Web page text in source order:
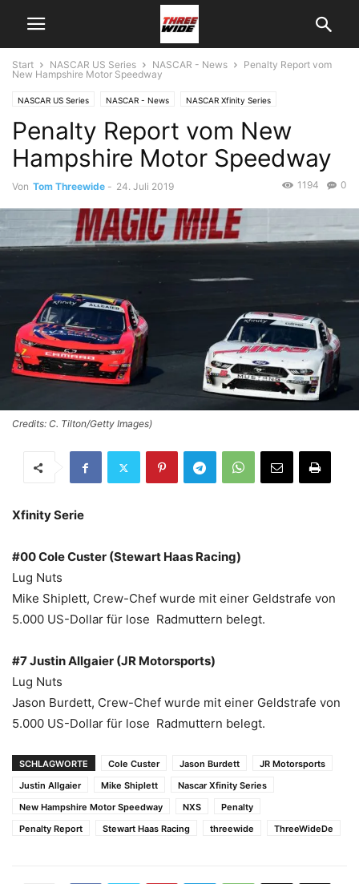
Start NASCAR US Series NASCAR - News
Penalty Report vom
New Hampshire Motor Speedway
NASCAR US Series NASCAR - News NASCAR Xfinity Series
Penalty Report vom New
Hampshire Motor Speedway
Von Tom Threewide - 24. Juli 2019 0
1194
Credits: C. Tilton/Getty Images)
Xfinity Serie
#00 Cole Custer (Stewart Haas Racing)
Lug Nuts
Mike Shiplett, Crew-Chef wurde mit einer Geldstrafe von
5.000 US-Dollar für lose Radmuttern belegt.
#7 Justin Allgaier (JR Motorsports)
Lug Nuts
Jason Burdett, Crew-Chef wurde mit einer Geldstrafe von
5.000 US-Dollar für lose Radmuttern belegt.
SCHLAGWORTE Cole Custer Jason Burdett
JR Motorsports
Justin Allgaier
Mike Shiplett
Nascar Xfinity Series
New Hampshire Motor Speedway
NXS
Penalty
Penalty Report
Stewart Haas Racing threewide ThreeWideDe